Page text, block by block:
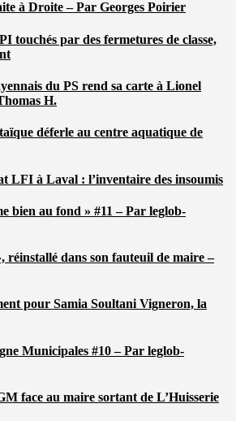
à Droite – Par Georges Poirier
touchés par des fermetures de classe,
du PS rend sa carte à Lionel
H.
déferle au centre aquatique de
LFI à Laval : l’inventaire des insoumis
bien au fond » #11 – Par leglob-
réinstallé dans son fauteuil de maire –
pour Samia Soultani Vigneron, la
Municipales #10 – Par leglob-
face au maire sortant de L’Huisserie